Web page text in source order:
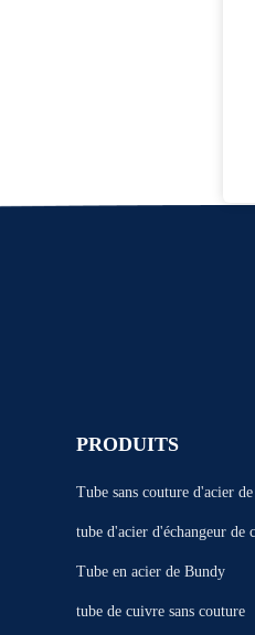
PRODUITS
Tube sans couture d'acier de
tube d'acier d'échangeur de
Tube en acier de Bundy
tube de cuivre sans couture